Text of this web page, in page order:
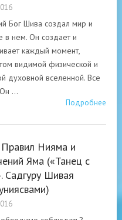
Бог Шива создал мир и
в нем. Он создает и
каждый момент,
видимой физической и
духовной вселенной. Все
…
Подробнее
Нияма и
Яма («Танец с
Садгуру Шивая